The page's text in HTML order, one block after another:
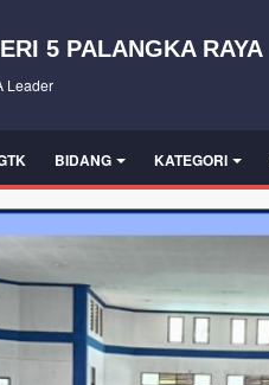
5 PALANGKA RAYA
Leader
BIDANG KATEGORI